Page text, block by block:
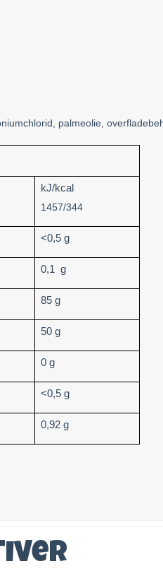
palmeolie,
kJ/kcal
1457/344
<0,5 g
0,1 g
85 g
50 g
0 g
<0,5 g
0,92 g